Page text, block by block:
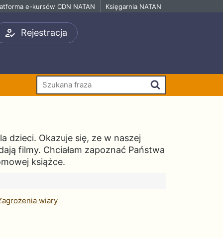
e-kursów CDN NATAN Księgarnia NATAN
Rejestracja
Szukaj
dzieci. Okazuje się, ze w naszej
filmy. Chciałam zapoznać Państwa
książce.
wiary